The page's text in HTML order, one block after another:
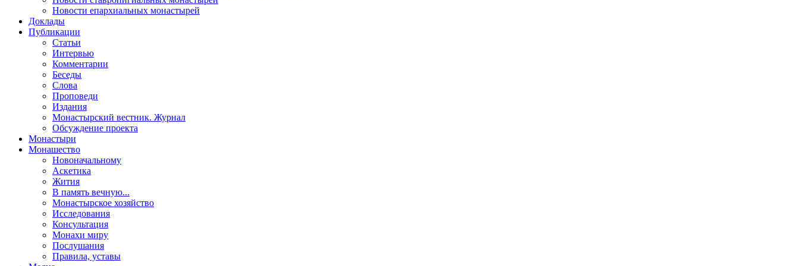
Новости епархиальных монастырей
Доклады
Публикации
Статьи
Интервью
Комментарии
Беседы
Слова
Проповеди
Издания
Монастырский вестник. Журнал
Обсуждение проекта
Монастыри
Монашество
Новоначальному
Аскетика
Жития
В память вечную...
Монастырское хозяйство
Исследования
Консультация
Монахи миру
Послушания
Правила, уставы